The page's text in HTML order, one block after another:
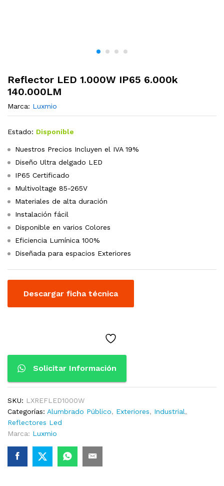
Reflector LED 1.000W IP65 6.000k
140.000LM
Marca: Luxmio
Estado: Disponible
Nuestros Precios Incluyen el IVA 19%
Diseño Ultra delgado LED
IP65 Certificado
Multivoltage 85-265V
Materiales de alta duración
Instalación fácil
Disponible en varios Colores
Eficiencia Lumínica 100%
Diseñada para espacios Exteriores
Descargar ficha técnica
Solicitar Información
SKU: LXREFLED1000W
Categorías: Alumbrado Público, Exteriores, Industrial,
Reflectores Led
Marca: Luxmio